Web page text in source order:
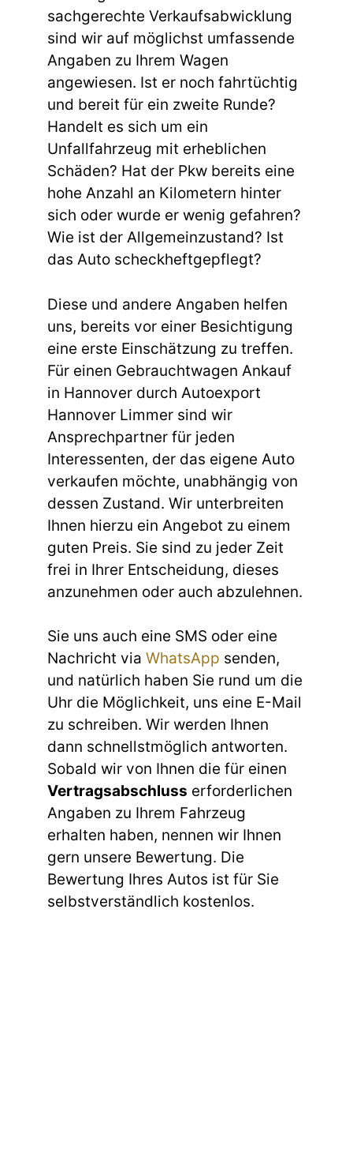
sachgerechte Verkaufsabwicklung
sind wir auf möglichst umfassende
Angaben zu Ihrem Wagen
angewiesen. Ist er noch fahrtüchtig
und bereit für ein zweite Runde?
Handelt es sich um ein
Unfallfahrzeug mit erheblichen
Schäden? Hat der Pkw bereits eine
hohe Anzahl an Kilometern hinter
sich oder wurde er wenig gefahren?
Wie ist der Allgemeinzustand? Ist
das Auto scheckheftgepflegt?
Diese und andere Angaben helfen
uns, bereits vor einer Besichtigung
eine erste Einschätzung zu treffen.
Für einen Gebrauchtwagen Ankauf
in Hannover durch Autoexport
Hannover Limmer sind wir
Ansprechpartner für jeden
Interessenten, der das eigene Auto
verkaufen möchte, unabhängig von
dessen Zustand. Wir unterbreiten
Ihnen hierzu ein Angebot zu einem
guten Preis. Sie sind zu jeder Zeit
frei in Ihrer Entscheidung, dieses
anzunehmen oder auch abzulehnen.
Sie uns auch eine SMS oder eine
Nachricht via WhatsApp senden,
und natürlich haben Sie rund um die
Uhr die Möglichkeit, uns eine E-Mail
zu schreiben. Wir werden Ihnen
dann schnellstmöglich antworten.
Sobald wir von Ihnen die für einen
Vertragsabschluss erforderlichen
Angaben zu Ihrem Fahrzeug
erhalten haben, nennen wir Ihnen
gern unsere Bewertung. Die
Bewertung Ihres Autos ist für Sie
selbstverständlich kostenlos.